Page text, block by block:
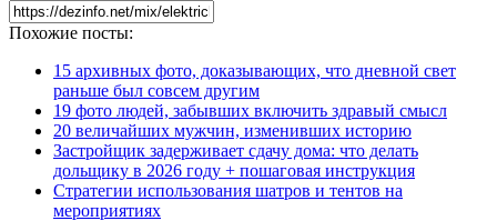
Похожие посты:
15 архивных фото, доказывающих, что дневной свет
раньше был совсем другим
19 фото людей, забывших включить здравый смысл
20 величайших мужчин, изменивших историю
Застройщик задерживает сдачу дома: что делать
дольщику в 2026 году + пошаговая инструкция
Стратегии использования шатров и тентов на
мероприятиях